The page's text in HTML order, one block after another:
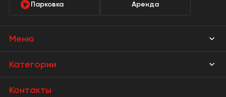
Меню
Магазины
Категории
Мебель Park
Контакты
Парковка Аренда